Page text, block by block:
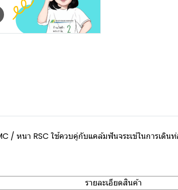
/ หนา RSC ใช้ควบคู่กับแคล้มฟันจระเข้ในการเดิ
รายละเอียดสินค้า